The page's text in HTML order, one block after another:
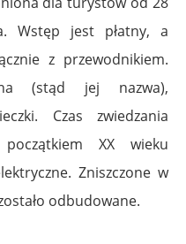
Wstęp jest płatny, a
z przewodnikiem.
(stąd jej nazwa),
Czas zwiedzania
XX wieku
Zniszczone w
odbudowane.